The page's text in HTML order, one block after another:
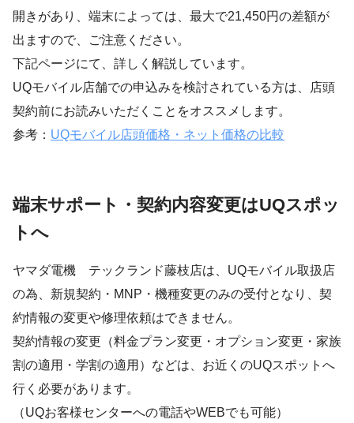
開きがあり、端末によっては、最大で21,450円の差額が
出ますので、ご注意ください。
下記ページにて、詳しく解説しています。
UQモバイル店舗での申込みを検討されている方は、店頭
契約前にお読みいただくことをオススメします。
参考： UQモバイル店頭価格・ネット価格の比較
端末サポート・契約内容変更はUQスポッ
トへ
ヤマダ電機 テックランド藤枝店は、UQモバイル取扱店
の為、新規契約・MNP・機種変更のみの受付となり、契
約情報の変更や修理依頼はできません。
契約情報の変更（料金プラン変更・オプション変更・家族
割の適用・学割の適用）などは、お近くのUQスポットへ
行く必要があります。
（UQお客様センターへの電話やWEBでも可能）